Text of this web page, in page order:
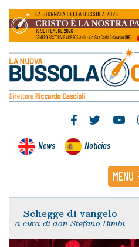
News Noticias
MENU
Schegge di vangelo
a cura di don Stefano Bimbi